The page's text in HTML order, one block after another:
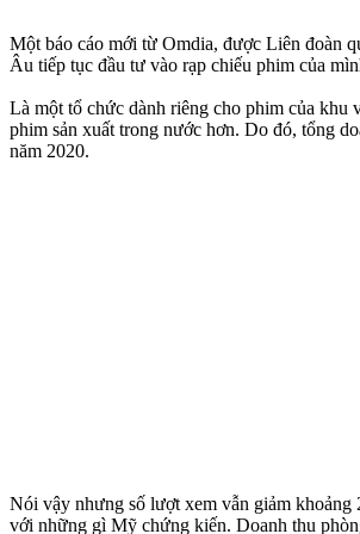
Một báo cáo mới từ Omdia, được Liên đoàn
Âu tiếp tục đầu tư vào rạp chiếu phim của
Là một tổ chức dành riêng cho phim của khu
phim sản xuất trong nước hơn. Do đó, tổng
năm 2020.
Nói vậy nhưng số lượt xem vẫn giảm khoảng
với những gì Mỹ chứng kiến. Doanh thu